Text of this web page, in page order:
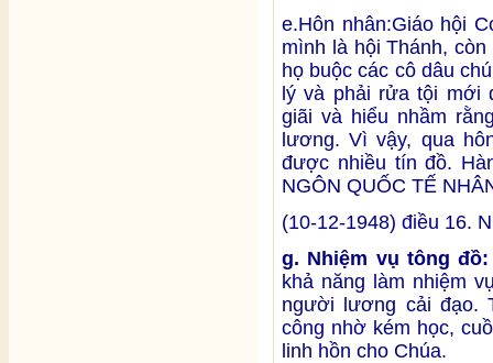
e.Hôn nhân:Giáo hội
mình là hội Thánh,
họ buộc các cô dâu
lý và phải rửa tội mới
giãi và hiểu nhầm
lương. Vì vậy, qua
được nhiều tín đồ.
NGÔN QUỐC TẾ
(10-12-1948) điều 16.
g. Nhiệm vụ tông
khả năng làm nhiệm
người lương cải đạo.
công nhờ kém học,
linh hồn cho Chúa.